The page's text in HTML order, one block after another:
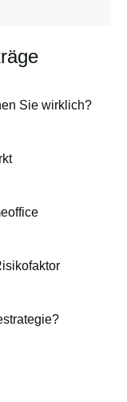
Sie wirklich?